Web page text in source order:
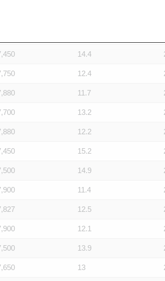
14.4
12.4
11.7
13.2
12.2
15.2
14.9
11.4
12.5
12.1
13.9
13